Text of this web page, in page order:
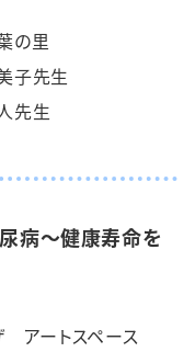
の里
子先生
先生
病～健康寿命を
アートスペース